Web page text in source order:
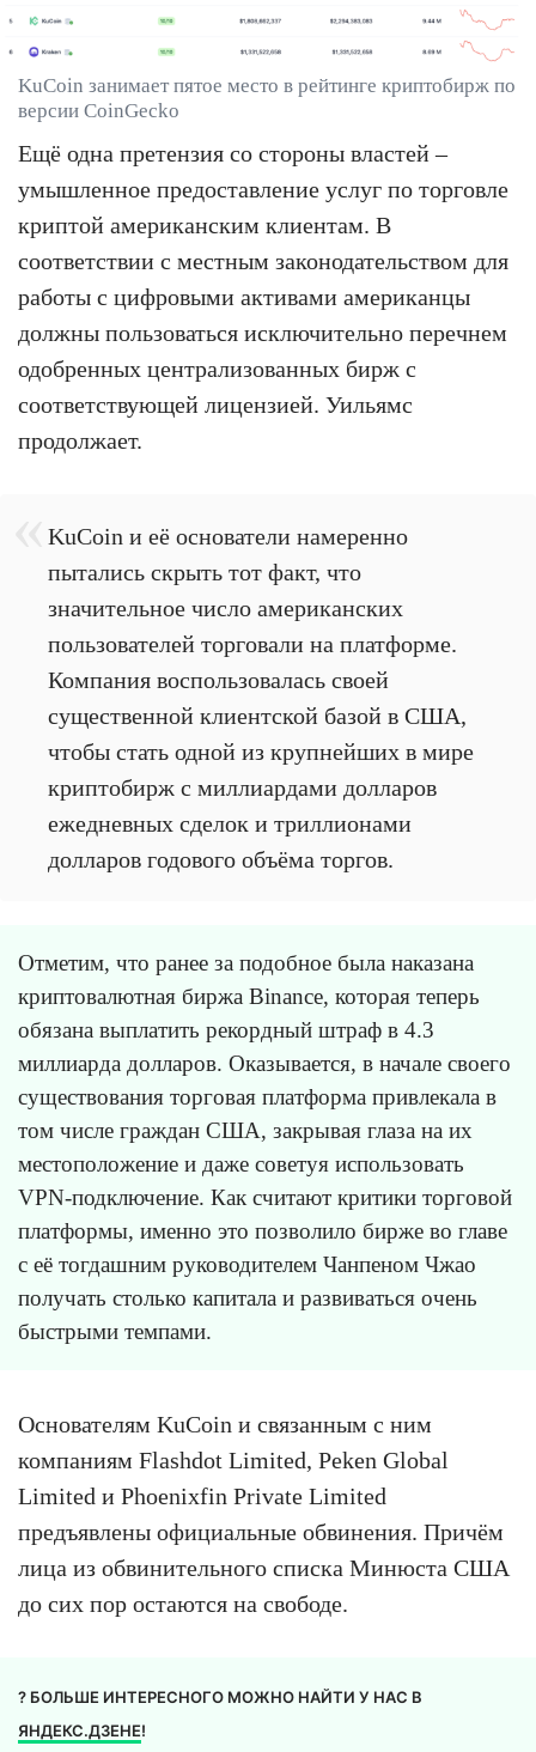
KuCoin занимает пятое место в рейтинге криптобирж по
версии CoinGecko
Ещё одна претензия со стороны властей –
умышленное предоставление услуг по торговле
криптой американским клиентам. В
соответствии с местным законодательством для
работы с цифровыми активами американцы
должны пользоваться исключительно перечнем
одобренных централизованных бирж с
соответствующей лицензией. Уильямс
продолжает.
KuCoin и её основатели намеренно
пытались скрыть тот факт, что
значительное число американских
пользователей торговали на платформе.
Компания воспользовалась своей
существенной клиентской базой в США,
чтобы стать одной из крупнейших в мире
криптобирж с миллиардами долларов
ежедневных сделок и триллионами
долларов годового объёма торгов.
Отметим, что ранее за подобное была наказана
криптовалютная биржа Binance, которая теперь
обязана выплатить рекордный штраф в 4.3
миллиарда долларов. Оказывается, в начале своего
существования торговая платформа привлекала в
том числе граждан США, закрывая глаза на их
местоположение и даже советуя использовать
VPN-подключение. Как считают критики торговой
платформы, именно это позволило бирже во главе
с её тогдашним руководителем Чанпеном Чжао
получать столько капитала и развиваться очень
быстрыми темпами.
Основателям KuCoin и связанным с ним
компаниям Flashdot Limited, Peken Global
Limited и Phoenixfin Private Limited
предъявлены официальные обвинения. Причём
лица из обвинительного списка Минюста США
до сих пор остаются на свободе.
? БОЛЬШЕ ИНТЕРЕСНОГО МОЖНО НАЙТИ У НАС В
ЯНДЕКС.ДЗЕНЕ!